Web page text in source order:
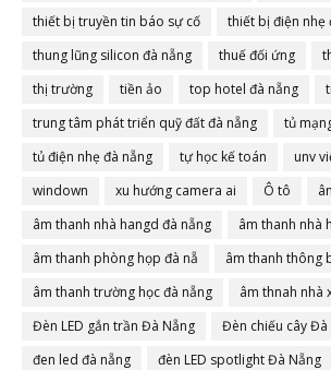
thiết bị truyền tin báo sự cố
thiết bị điện nhẹ
thung lũng silicon đà nẵng
thuế đối ứng
thị trường
tiền ảo top hotel đà nẵng
trung tâm phát triển quỹ đất đà nẵng
tủ
tủ điện nhẹ đà nẵng
tự học kế toán
unv
windown
xu hướng camera ai Ô tô
âm thanh nhà hangd đà nẵng
âm thanh nhà
âm thanh phòng họp đà nẵ
âm thanh thông
âm thanh trường học đà nẵng
âm thnah nhà
Đèn LED gắn trần Đà Nẵng
Đèn chiếu cây Đà
đen led đà nẵng
đèn LED spotlight Đà Nẵng